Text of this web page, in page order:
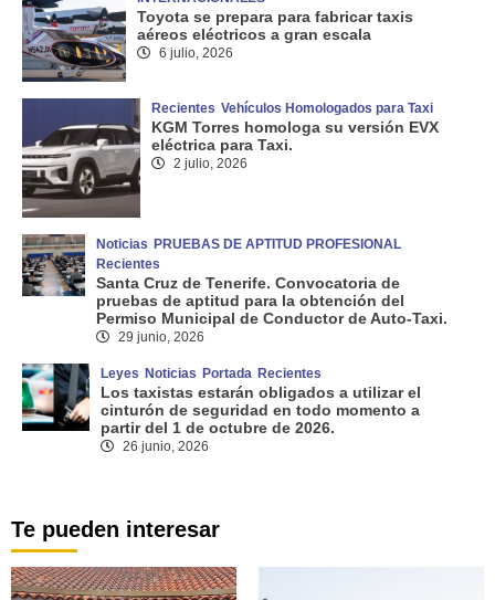
Toyota se prepara para fabricar taxis
aéreos eléctricos a gran escala
6 julio, 2026
Recientes Vehículos Homologados para Taxi
KGM Torres homologa su versión EVX
eléctrica para Taxi.
2 julio, 2026
Noticias PRUEBAS DE APTITUD PROFESIONAL
Recientes
Santa Cruz de Tenerife. Convocatoria de
pruebas de aptitud para la obtención del
Permiso Municipal de Conductor de Auto-Taxi.
29 junio, 2026
Leyes Noticias Portada Recientes
Los taxistas estarán obligados a utilizar el
cinturón de seguridad en todo momento a
partir del 1 de octubre de 2026.
26 junio, 2026
Te pueden interesar